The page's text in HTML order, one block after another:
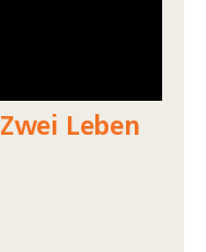
Leben